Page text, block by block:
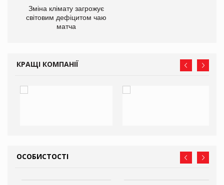
Зміна клімату загрожує
світовим дефіцитом чаю
матча
КРАЩІ КОМПАНІЇ
ОСОБИСТОСТІ